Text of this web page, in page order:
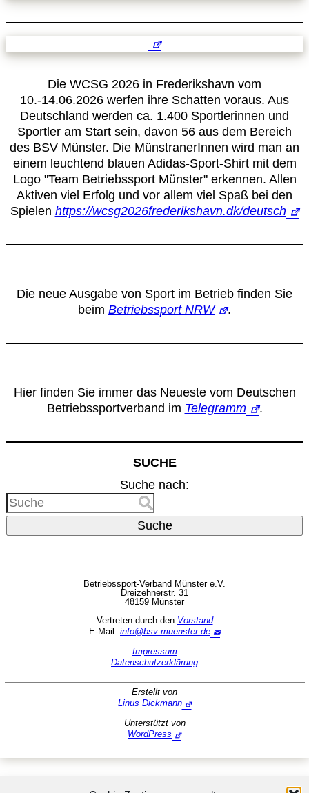
Die WCSG 2026 in Frederikshavn vom
10.-14.06.2026 werfen ihre Schatten voraus. Aus
Deutschland werden ca. 1.400 Sportlerinnen und
Sportler am Start sein, davon 56 aus dem Bereich
des BSV Münster. Die MünstranerInnen wird man an
einem leuchtend blauen Adidas-Sport-Shirt mit dem
Logo "Team Betriebssport Münster" erkennen. Allen
Aktiven viel Erfolg und vor allem viel Spaß bei den
Spielen https://wcsg2026frederikshavn.dk/deutsch
Die neue Ausgabe von Sport im Betrieb finden Sie
beim Betriebssport NRW .
Hier finden Sie immer das Neueste vom Deutschen
Betriebssportverband im Telegramm .
SUCHE
Suche nach:
Suche
Betriebssport-Verband Münster e.V.
Dreizehnerstr. 31
48159 Münster
Vertreten durch den Vorstand
E-Mail: info@bsv-muenster.de
Impressum
Datenschutzerklärung
Erstellt von
Linus Dickmann
Unterstützt von
WordPress